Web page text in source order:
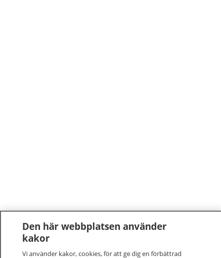
Den här webbplatsen använder
kakor
Vi använder kakor, cookies, för att ge dig en förbättrad